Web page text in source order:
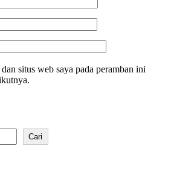
situs web saya pada peramban ini
Cari